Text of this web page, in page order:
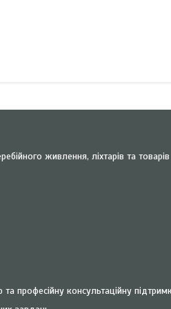
живлення, ліхтарів та
професійну консультаційну